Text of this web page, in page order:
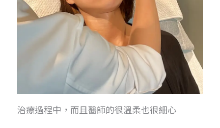
治療過程中，而且醫師的很溫柔也很細心